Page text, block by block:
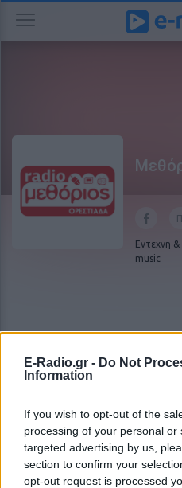
E-Radio.gr - Do Not
Information
If you wish to opt-out of the
processing of your personal
targeted advertising by us,
section to confirm your
opt-out request is processed
Εντεχνη
music